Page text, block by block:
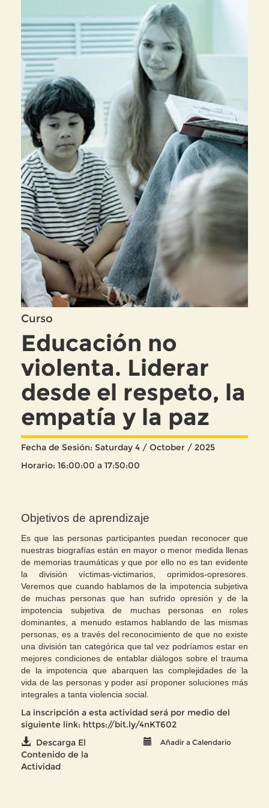
Curso
Educación no
violenta. Liderar
desde el respeto, la
empatía y la paz
Fecha de Sesión: Saturday 4 / October / 2025
Horario: 16:00:00 a 17:50:00
Objetivos de aprendizaje
Es que las personas participantes puedan reconocer que
nuestras biografías están en mayor o menor medida llenas
de memorias traumáticas y que por ello no es tan evidente
la división víctimas-victimarios, oprimidos-opresores.
Veremos que cuando hablamos de la impotencia subjetiva
de muchas personas que han sufrido opresión y de la
impotencia subjetiva de muchas personas en roles
dominantes, a menudo estamos hablando de las mismas
personas, es a través del reconocimiento de que no existe
una división tan categórica que tal vez podríamos estar en
mejores condiciones de entablar diálogos sobre el trauma
de la impotencia que abarquen las complejidades de la
vida de las personas y poder así proponer soluciones más
integrales a tanta violencia social.
La inscripción a esta actividad será por medio del
siguiente link: https://bit.ly/4nKT602
Descarga El
Contenido de la
Actividad
Añadir a Calendario